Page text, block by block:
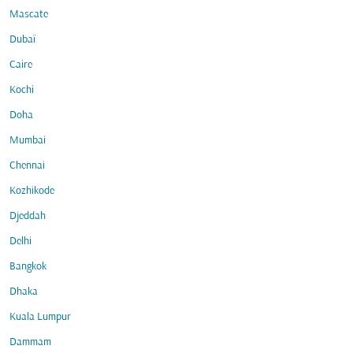
Mascate
Dubaï
Caire
Kochi
Doha
Mumbai
Chennai
Kozhikode
Djeddah
Delhi
Bangkok
Dhaka
Kuala Lumpur
Dammam